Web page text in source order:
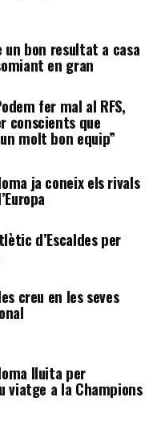
un bon resultat a casa
en gran
fer mal al RFS,
conscients que
molt bon equip”
ja coneix els rivals
d’Escaldes per
creu en les seves
lluita per
viatge a la Champions